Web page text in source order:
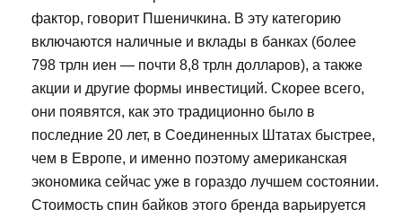
фактор, говорит Пшеничкина. В эту категорию
включаются наличные и вклады в банках (более
798 трлн иен — почти 8,8 трлн долларов), а также
акции и другие формы инвестиций. Скорее всего,
они появятся, как это традиционно было в
последние 20 лет, в Соединенных Штатах быстрее,
чем в Европе, и именно поэтому американская
экономика сейчас уже в гораздо лучшем состоянии.
Стоимость спин байков этого бренда варьируется